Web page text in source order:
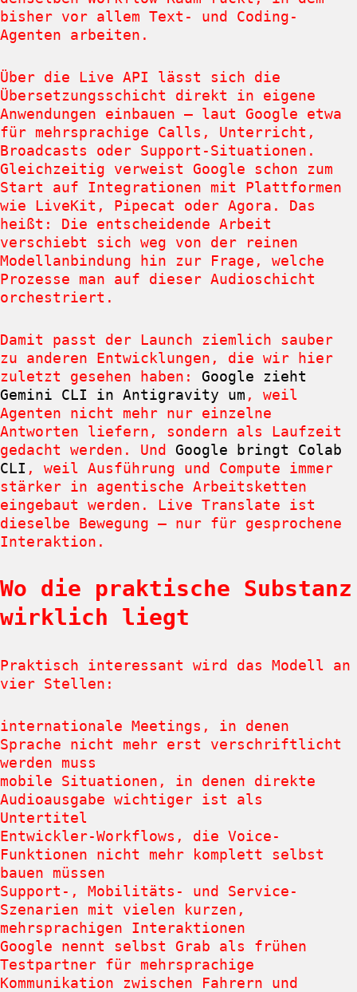
bisher vor allem Text- und Coding-
Agenten arbeiten.
Über die Live API lässt sich die
Übersetzungsschicht direkt in eigene
Anwendungen einbauen – laut Google etwa
für mehrsprachige Calls, Unterricht,
Broadcasts oder Support-Situationen.
Gleichzeitig verweist Google schon zum
Start auf Integrationen mit Plattformen
wie LiveKit, Pipecat oder Agora. Das
heißt: Die entscheidende Arbeit
verschiebt sich weg von der reinen
Modellanbindung hin zur Frage, welche
Prozesse man auf dieser Audioschicht
orchestriert.
Damit passt der Launch ziemlich sauber
zu anderen Entwicklungen, die wir hier
zuletzt gesehen haben: Google zieht
Gemini CLI in Antigravity um , weil
Agenten nicht mehr nur einzelne
Antworten liefern, sondern als Laufzeit
gedacht werden. Und Google bringt Colab
CLI , weil Ausführung und Compute immer
stärker in agentische Arbeitsketten
eingebaut werden. Live Translate ist
dieselbe Bewegung – nur für gesprochene
Interaktion.
Wo die praktische Substanz
wirklich liegt
Praktisch interessant wird das Modell an
vier Stellen:
internationale Meetings, in denen
Sprache nicht mehr erst verschriftlicht
werden muss
mobile Situationen, in denen direkte
Audioausgabe wichtiger ist als
Untertitel
Entwickler-Workflows, die Voice-
Funktionen nicht mehr komplett selbst
bauen müssen
Support-, Mobilitäts- und Service-
Szenarien mit vielen kurzen,
mehrsprachigen Interaktionen
Google nennt selbst Grab als frühen
Testpartner für mehrsprachige
Kommunikation zwischen Fahrern und